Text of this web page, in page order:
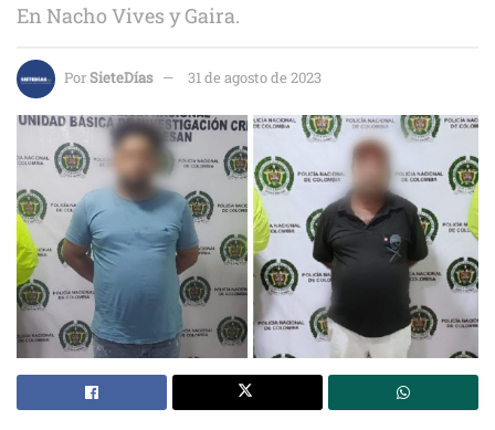
En Nacho Vives y Gaira.
PorSieteDías 31 de agosto de 2023